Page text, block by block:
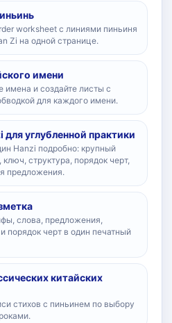
worksheet с линиями пиньиня
Zi на одной странице.
имени
имена и создайте листы с
для каждого имени.
для углубленной практики
Hanzi подробно: крупный
структура, порядок черт,
предложения.
слова, предложения,
порядок черт в один печатный
китайских
стихов с пиньинем по выбору